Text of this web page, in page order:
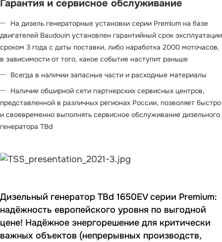
Гарантия и сервисное обслуживание
На дизель генераторные установки серии Premium на базе
двигателей Baudouin установлен гарантийный срок эксплуатации
сроком 3 года с даты поставки, либо наработка 2000 моточасов,
в зависимости от того, какое событие наступит раньше
Всегда в наличии запасные части и расходные материалы
Наличие обширной сети партнерских сервисных центров,
представленной в различных регионах России, позволяет быстро
и своевременно выполнять сервисное обслуживание дизельного
генератора TBd
Дизельный генератор TBd 1650EV серии Premium:
надёжность европейского уровня по выгодной
цене! Надёжное энергорешение для критически
важных объектов (непрерывных производств,